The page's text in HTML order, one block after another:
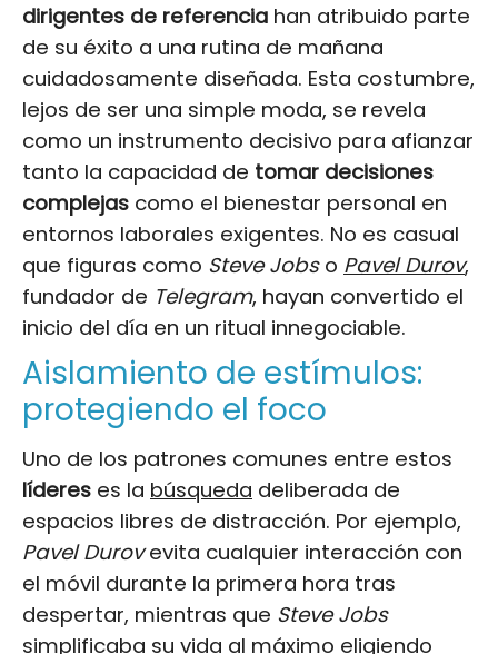
dirigentes de referencia han atribuido parte
de su éxito a una rutina de mañana
cuidadosamente diseñada. Esta costumbre,
lejos de ser una simple moda, se revela
como un instrumento decisivo para afianzar
tanto la capacidad de tomar decisiones
complejas como el bienestar personal en
entornos laborales exigentes. No es casual
que figuras como Steve Jobso Pavel Durov,
fundador de Telegram, hayan convertido el
inicio del día en un ritual innegociable.
Aislamiento de estímulos:
protegiendo el foco
Uno de los patrones comunes entre estos
líderes es la búsqueda deliberada de
espacios libres de distracción. Por ejemplo,
Pavel Durovevita cualquier interacción con
el móvil durante la primera hora tras
despertar, mientras que Steve Jobs
simplificaba su vida al máximo eligiendo